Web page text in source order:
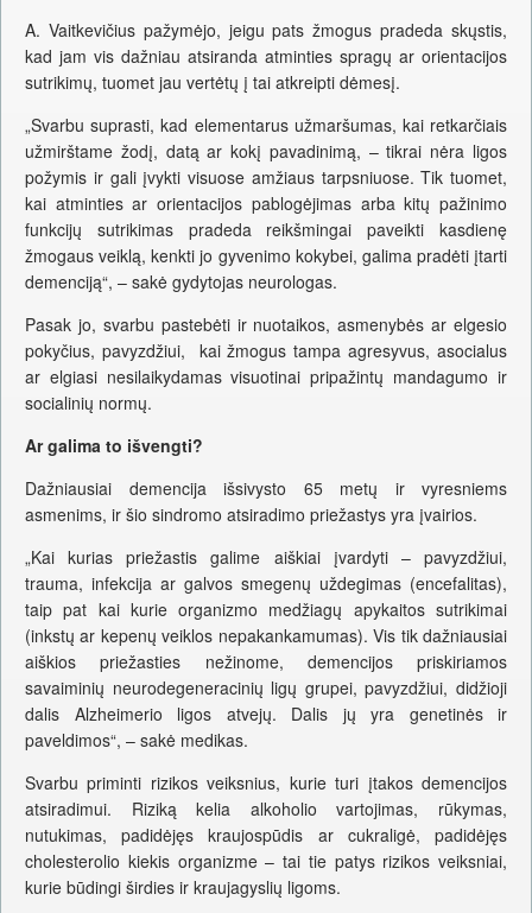
A. Vaitkevičius pažymėjo, jeigu pats žmogus pradeda skųstis,
kad jam vis dažniau atsiranda atminties spragų ar orientacijos
sutrikimų, tuomet jau vertėtų į tai atkreipti dėmesį.
„Svarbu suprasti, kad elementarus užmaršumas, kai retkarčiais
užmirštame žodį, datą ar kokį pavadinimą, – tikrai nėra ligos
požymis ir gali įvykti visuose amžiaus tarpsniuose. Tik tuomet,
kai atminties ar orientacijos pablogėjimas arba kitų pažinimo
funkcijų sutrikimas pradeda reikšmingai paveikti kasdienę
žmogaus veiklą, kenkti jo gyvenimo kokybei, galima pradėti įtarti
demenciją“, – sakė gydytojas neurologas.
Pasak jo, svarbu pastebėti ir nuotaikos, asmenybės ar elgesio
pokyčius, pavyzdžiui, kai žmogus tampa agresyvus, asocialus
ar elgiasi nesilaikydamas visuotinai pripažintų mandagumo ir
socialinių normų.
Ar galima to išvengti?
Dažniausiai demencija išsivysto 65 metų ir vyresniems
asmenims, ir šio sindromo atsiradimo priežastys yra įvairios.
„Kai kurias priežastis galime aiškiai įvardyti – pavyzdžiui,
trauma, infekcija ar galvos smegenų uždegimas (encefalitas),
taip pat kai kurie organizmo medžiagų apykaitos sutrikimai
(inkstų ar kepenų veiklos nepakankamumas). Vis tik dažniausiai
aiškios priežasties nežinome, demencijos priskiriamos
savaiminių neurodegeneracinių ligų grupei, pavyzdžiui, didžioji
dalis Alzheimerio ligos atvejų. Dalis jų yra genetinės ir
paveldimos“, – sakė medikas.
Svarbu priminti rizikos veiksnius, kurie turi įtakos demencijos
atsiradimui. Riziką kelia alkoholio vartojimas, rūkymas,
nutukimas, padidėjęs kraujospūdis ar cukraligė, padidėjęs
cholesterolio kiekis organizme – tai tie patys rizikos veiksniai,
kurie būdingi širdies ir kraujagyslių ligoms.